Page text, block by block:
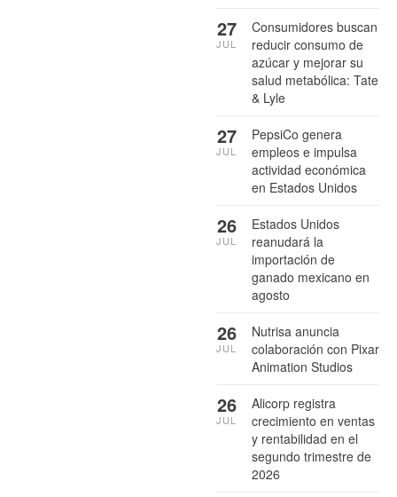
Consumidores buscan
reducir consumo de
azúcar y mejorar su
salud metabólica: Tate
& Lyle
27
JUL
PepsiCo genera
empleos e impulsa
actividad económica
en Estados Unidos
27
JUL
Estados Unidos
reanudará la
importación de
ganado mexicano en
agosto
26
JUL
Nutrisa anuncia
colaboración con Pixar
Animation Studios
26
JUL
Alicorp registra
crecimiento en ventas
y rentabilidad en el
segundo trimestre de
2026
26
JUL